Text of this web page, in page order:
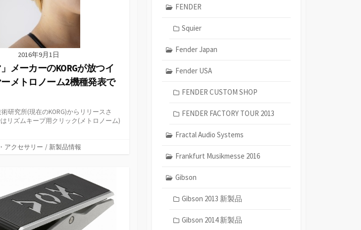
2016年9月1日
」メーカーのKORGが放つイ
メトロノーム2機種発表で
研究所(現在のKORG)からリリースさ
リズムキープ用クリック(メトロノーム)
アクセサリー / 新製品情報
FENDER
Squier
Fender Japan
Fender USA
FENDER CUSTOM SHOP
FENDER FACTORY TOUR 2013
Fractal Audio Systems
Frankfurt Musikmesse 2016
Gibson
Gibson 2013 新製品
Gibson 2014 新製品